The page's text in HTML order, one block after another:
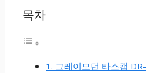
목차
1. 그레이모던 타스캠 DR-